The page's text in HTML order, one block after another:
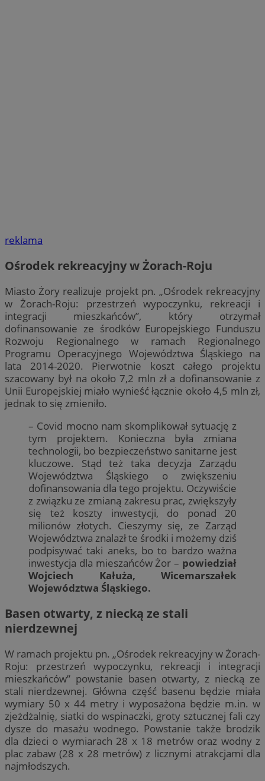
reklama
Ośrodek rekreacyjny w Żorach-Roju
Miasto Żory realizuje projekt pn. „Ośrodek rekreacyjny
w Żorach-Roju: przestrzeń wypoczynku, rekreacji i
integracji mieszkańców”, który otrzymał
dofinansowanie ze środków Europejskiego Funduszu
Rozwoju Regionalnego w ramach Regionalnego
Programu Operacyjnego Województwa Śląskiego na
lata 2014-2020. Pierwotnie koszt całego projektu
szacowany był na około 7,2 mln zł a dofinansowanie z
Unii Europejskiej miało wynieść łącznie około 4,5 mln zł,
jednak to się zmieniło.
– Covid mocno nam skomplikował sytuację z
tym projektem. Konieczna była zmiana
technologii, bo bezpieczeństwo sanitarne jest
kluczowe. Stąd też taka decyzja Zarządu
Województwa Śląskiego o zwiększeniu
dofinansowania dla tego projektu. Oczywiście
z związku ze zmianą zakresu prac, zwiększyły
się też koszty inwestycji, do ponad 20
milionów złotych. Cieszymy się, ze Zarząd
Województwa znalazł te środki i możemy dziś
podpisywać taki aneks, bo to bardzo ważna
inwestycja dla mieszańców Żor – powiedział
Wojciech Kałuża, Wicemarszałek
Województwa Śląskiego.
Basen otwarty, z niecką ze stali
nierdzewnej
W ramach projektu pn. „Ośrodek rekreacyjny w Żorach-
Roju: przestrzeń wypoczynku, rekreacji i integracji
mieszkańców” powstanie basen otwarty, z niecką ze
stali nierdzewnej. Główna część basenu będzie miała
wymiary 50 x 44 metry i wyposażona będzie m.in. w
zjeżdżalnię, siatki do wspinaczki, groty sztucznej fali czy
dysze do masażu wodnego. Powstanie także brodzik
dla dzieci o wymiarach 28 x 18 metrów oraz wodny z
plac zabaw (28 x 28 metrów) z licznymi atrakcjami dla
najmłodszych.